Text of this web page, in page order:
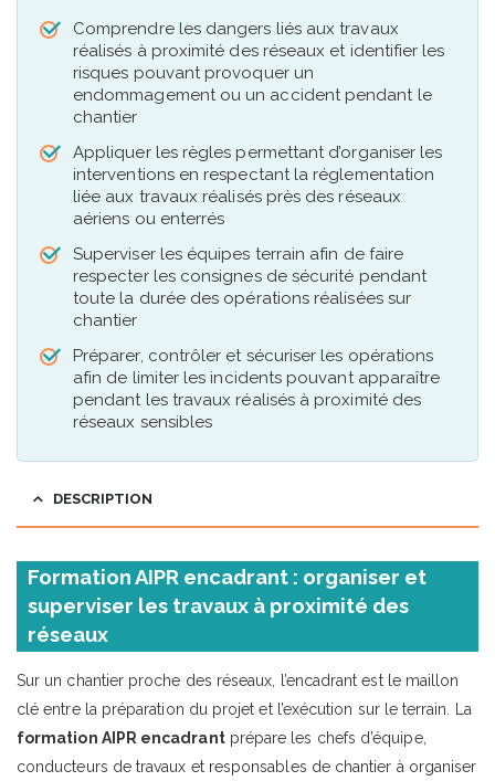
Comprendre les dangers liés aux travaux
réalisés à proximité des réseaux et identifier les
risques pouvant provoquer un
endommagement ou un accident pendant le
chantier
Appliquer les règles permettant d’organiser les
interventions en respectant la réglementation
liée aux travaux réalisés près des réseaux
aériens ou enterrés
Superviser les équipes terrain afin de faire
respecter les consignes de sécurité pendant
toute la durée des opérations réalisées sur
chantier
Préparer, contrôler et sécuriser les opérations
afin de limiter les incidents pouvant apparaître
pendant les travaux réalisés à proximité des
réseaux sensibles
DESCRIPTION
Formation AIPR encadrant : organiser et
superviser les travaux à proximité des
réseaux
Sur un chantier proche des réseaux, l’encadrant est le maillon
clé entre la préparation du projet et l’exécution sur le terrain. La
formation AIPR encadrantprépare les chefs d’équipe,
conducteurs de travaux et responsables de chantier à organiser